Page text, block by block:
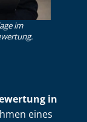
im
in
eines